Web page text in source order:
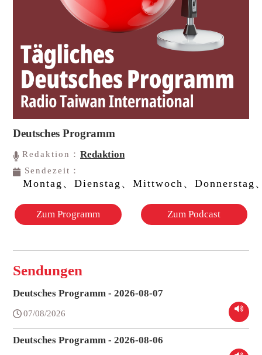
Deutsches Programm
Redaktion：Redaktion
Sendezeit：
Montag、Dienstag、Mittwoch、Donnerstag
Zum Programm Zum Podcast
Sendungen
Deutsches Programm - 2026-08-07
07/08/2026
Deutsches Programm - 2026-08-06